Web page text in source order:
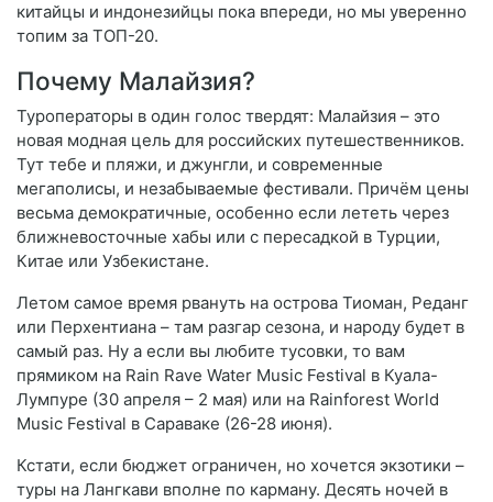
китайцы и индонезийцы пока впереди, но мы уверенно
топим за ТОП-20.
Почему Малайзия?
Туроператоры в один голос твердят: Малайзия – это
новая модная цель для российских путешественников.
Тут тебе и пляжи, и джунгли, и современные
мегаполисы, и незабываемые фестивали. Причём цены
весьма демократичные, особенно если лететь через
ближневосточные хабы или с пересадкой в Турции,
Китае или Узбекистане.
Летом самое время рвануть на острова Тиоман, Реданг
или Перхентиана – там разгар сезона, и народу будет в
самый раз. Ну а если вы любите тусовки, то вам
прямиком на Rain Rave Water Music Festival в Куала-
Лумпуре (30 апреля – 2 мая) или на Rainforest World
Music Festival в Сараваке (26-28 июня).
Кстати, если бюджет ограничен, но хочется экзотики –
туры на Лангкави вполне по карману. Десять ночей в